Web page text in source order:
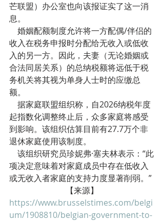
芒联盟）办公室也向该报证实了这一消
息。
婚姻配额制度允许将一方配偶/伴侣的
收入在税务申报时分配给无收入或低收
入的另一方。因此，夫妻（无论婚姻或
合法同居关系）的总纳税额将远低于税
务机关将其视为单身人士时的应缴总
额。
据家庭联盟组织称，自2026纳税年度
起指数化调整终止后，众多家庭将感受
到影响。该组织估算目前有27.7万个非
退休家庭使用该制度。
该组织研究员珍妮弗·塞夫林表示：“此
项决定意味着对家庭成员中存在低收入
或无收入者家庭的支持力度显著削弱。”
【来源】
https://www.brusselstimes.com/belgi
um/1908810/belgian-government-to-